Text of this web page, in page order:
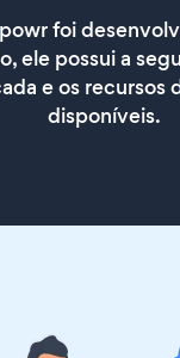
foi
ele possui a
e os recursos
disponíveis.